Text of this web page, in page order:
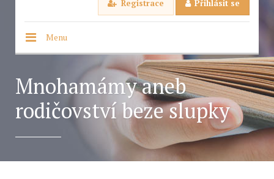
Registrace Přihlásit se
Menu
Mnohamámy aneb
rodičovství beze slupky